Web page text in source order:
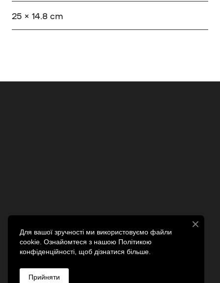
25 × 14.8 cm
Для вашої зручності ми використовуємо файли
cookie. Ознайомтеся з нашою Політикою
конфіденційності, щоб дізнатися більше.
Прийняти